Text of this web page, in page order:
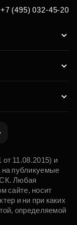
+7 (495) 032-45-20
11.08.2015) и
на публикуемые
Любая
сайте, носит
и ни при каких
определяемой